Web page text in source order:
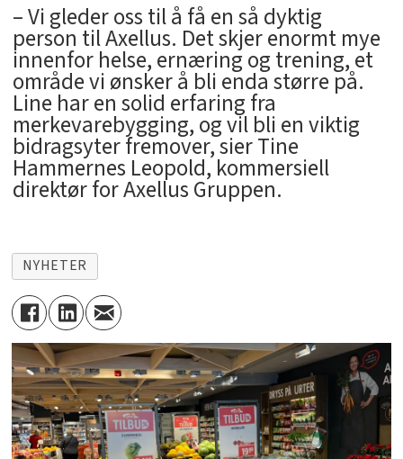
– Vi gleder oss til å få en så dyktig
person til Axellus. Det skjer enormt mye
innenfor helse, ernæring og trening, et
område vi ønsker å bli enda større på.
Line har en solid erfaring fra
merkevarebygging, og vil bli en viktig
bidragsyter fremover, sier Tine
Hammernes Leopold, kommersiell
direktør for Axellus Gruppen.
NYHETER